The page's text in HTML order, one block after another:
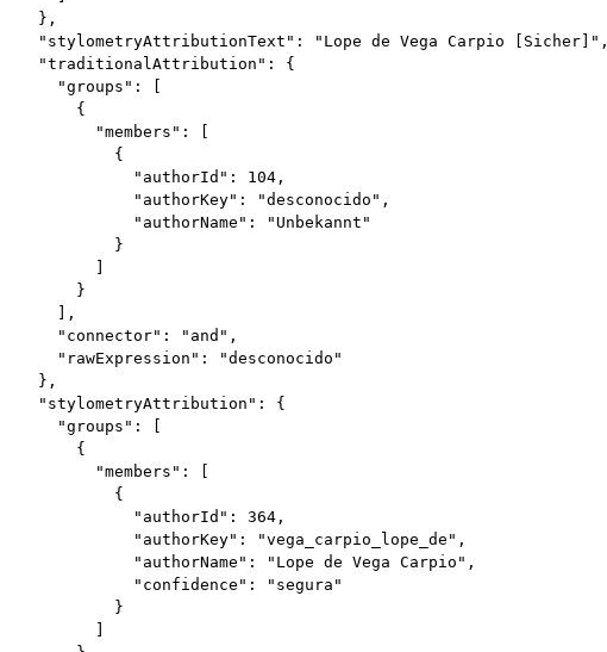
    },
    "stylometryAttributionText": "Lope de Vega Carpio [Sicher]",
    "traditionalAttribution": {
      "groups": [
        {
          "members": [
            {
              "authorId": 104,
              "authorKey": "desconocido",
              "authorName": "Unbekannt"
            }
        }
      ],
      "connector": "and",
      "rawExpression": "desconocido"
    },
    "stylometryAttribution": {
      "groups": [
        {
          "members": [
            {
              "authorId": 364,
              "authorKey": "vega_carpio_lope_de",
              "authorName": "Lope de Vega Carpio",
              "confidence": "segura"
            }